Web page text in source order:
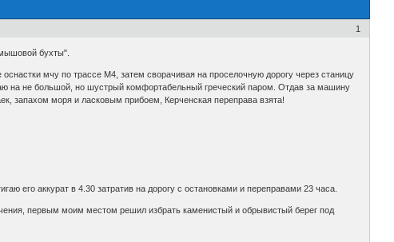
1
бухты".
мчу по трассе М4, затем сворачивая на проселочную дорогу через станицу
на не большой, но шустрый комфортабельный греческий паром. Отдав за машину
запахом моря и ласковым прибоем, Керченская переправа взята!
его аккурат в 4.30 затратив на дорогу с остановками и переправами 23 часа.
первым моим местом решил избрать каменистый и обрывистый берег под